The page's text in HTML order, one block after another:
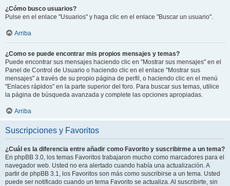
¿Cómo busco usuarios?
Pulse en el enlace "Usuarios" y haga clic en el enlace "Buscar un usuario".
Arriba
¿Como se puede encontrar mis propios mensajes y temas?
Puede encontrar sus mensajes haciendo clic en "Mostrar sus mensajes" en el
Panel de Control de Usuario o haciendo clic en el enlace "Mostrar sus
mensajes" a través de su propio página de perfil, o haciendo clic en el menú
"Enlaces rápidos" en la parte superior del foro. Para buscar sus temas, utilice
la página de búsqueda avanzada y complete las opciones apropiadas.
Arriba
Suscripciones y Favoritos
¿Cuál es la diferencia entre añadir como Favorito y suscribirme a un tema?
En phpBB 3.0, los temas Favoritos trabajaron mucho como marcadores para el
navegador web. Usted no era alertado cuando había una actualización. A
partir de phpBB 3.1, los Favoritos son más como suscribirse a un tema. Usted
puede ser notificado cuando un tema Favorito se actualiza. Al suscribirte, sin